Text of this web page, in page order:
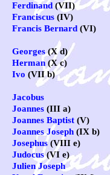
Ferdinand (VII)
Franciscus (IV)
Francis Bernard (VI)
Georges (X d)
Herman (X c)
Ivo (VII b)
Jacobus
Joannes (III a)
Joannes Baptist (V)
Joannes Joseph (IX b)
Josephus(VIII e)
Judocus(VI e)
Julien Joseph